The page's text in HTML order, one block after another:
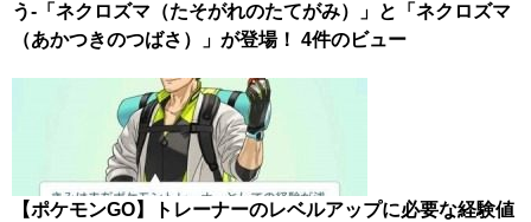
う-「ネクロズマ（たそがれのたてがみ）」と「ネクロズマ
（あかつきのつばさ）」が登場！ 4件のビュー
【ポケモンGO】トレーナーのレベルアップに必要な経験値